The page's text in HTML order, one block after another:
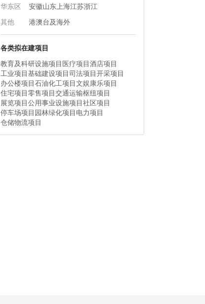
华东区
安徽山东上海江苏浙江
其他
港澳台及海外
各类拟在建项目
教育及科研设施项目医疗项目酒店项目
工业项目基础建设项目司法项目开采项目
办公楼项目石油化工项目文娱康乐项目
住宅项目零售项目交通运输枢纽项目
展览项目公用事业设施项目社区项目
停车场项目园林绿化项目电力项目
仓储物流项目